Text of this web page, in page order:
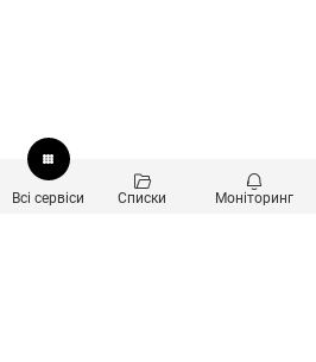
Всі сервіси Списки Моніторинг